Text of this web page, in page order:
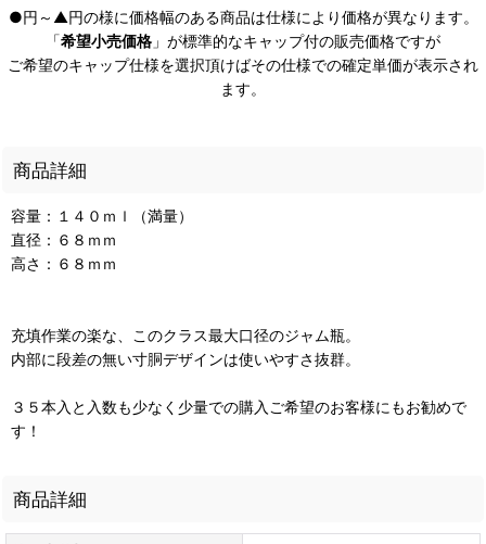
●円～▲円の様に価格幅のある商品は仕様により価格が異なります。
「希望小売価格 」が標準的なキャップ付の販売価格ですが
ご希望のキャップ仕様を選択頂けばその仕様での確定単価が表示され
ます。
商品詳細
容量：１４０ｍｌ（満量）
直径：６８ｍｍ
高さ：６８ｍｍ
充填作業の楽な、このクラス最大口径のジャム瓶。
内部に段差の無い寸胴デザインは使いやすさ抜群。
３５本入と入数も少なく少量での購入ご希望のお客様にもお勧めで
す！
商品詳細